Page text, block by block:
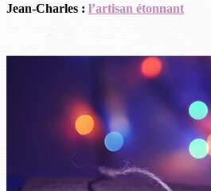
Jean-Charles : l’artisan étonnant